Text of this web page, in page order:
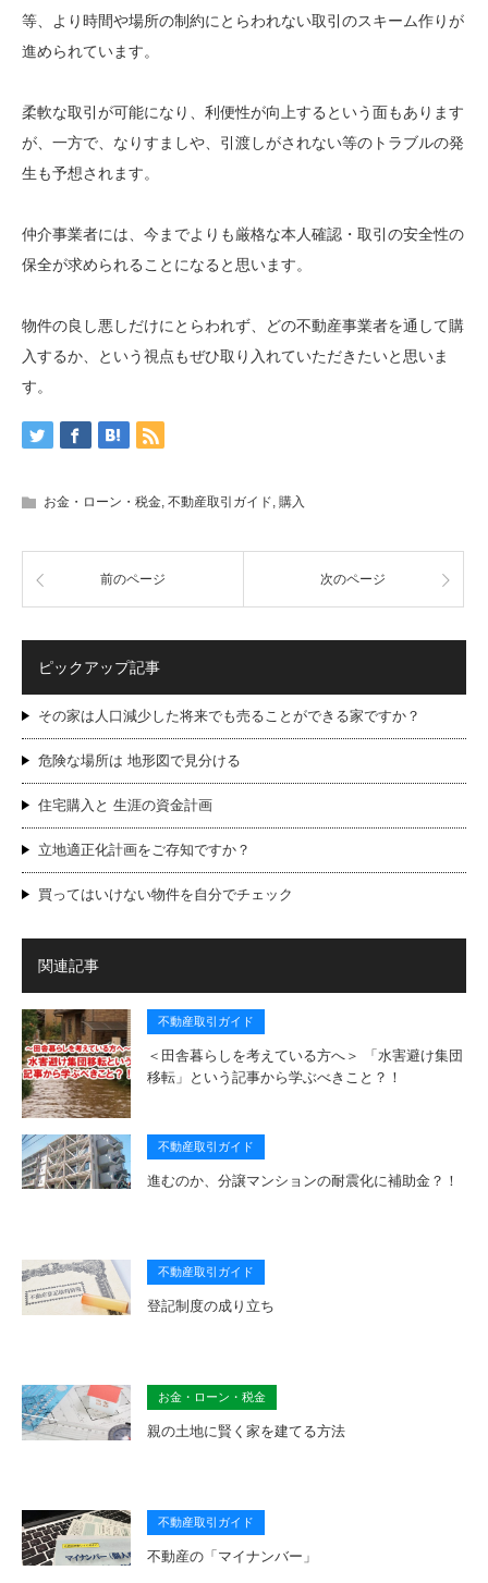
等、より時間や場所の制約にとらわれない取引のスキーム作りが
進められています。
柔軟な取引が可能になり、利便性が向上するという面もあります
が、一方で、なりすましや、引渡しがされない等のトラブルの発
生も予想されます。
仲介事業者には、今までよりも厳格な本人確認・取引の安全性の
保全が求められることになると思います。
物件の良し悪しだけにとらわれず、どの不動産事業者を通して購
入するか、という視点もぜひ取り入れていただきたいと思いま
す。
お金・ローン・税金 不動産取引ガイド 購入
前のページ 次のページ
ピックアップ記事
その家は人口減少した将来でも売ることができる家ですか？
危険な場所は 地形図で見分ける
住宅購入と 生涯の資金計画
立地適正化計画をご存知ですか？
買ってはいけない物件を自分でチェック
関連記事
不動産取引ガイド
＜田舎暮らしを考えている方へ＞ 「水害避け集団
移転」という記事から学ぶべきこと？！
不動産取引ガイド
進むのか、分譲マンションの耐震化に補助金？！
不動産取引ガイド
登記制度の成り立ち
お金・ローン・税金
親の土地に賢く家を建てる方法
不動産取引ガイド
不動産の「マイナンバー」